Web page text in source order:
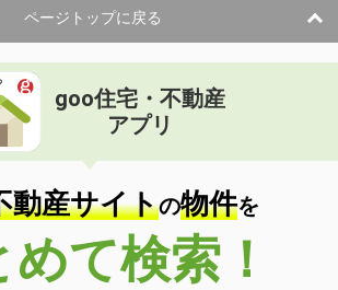
ページトップに戻る
goo住宅・不動産
アプリ
動産サイトの物件を
めて検索！